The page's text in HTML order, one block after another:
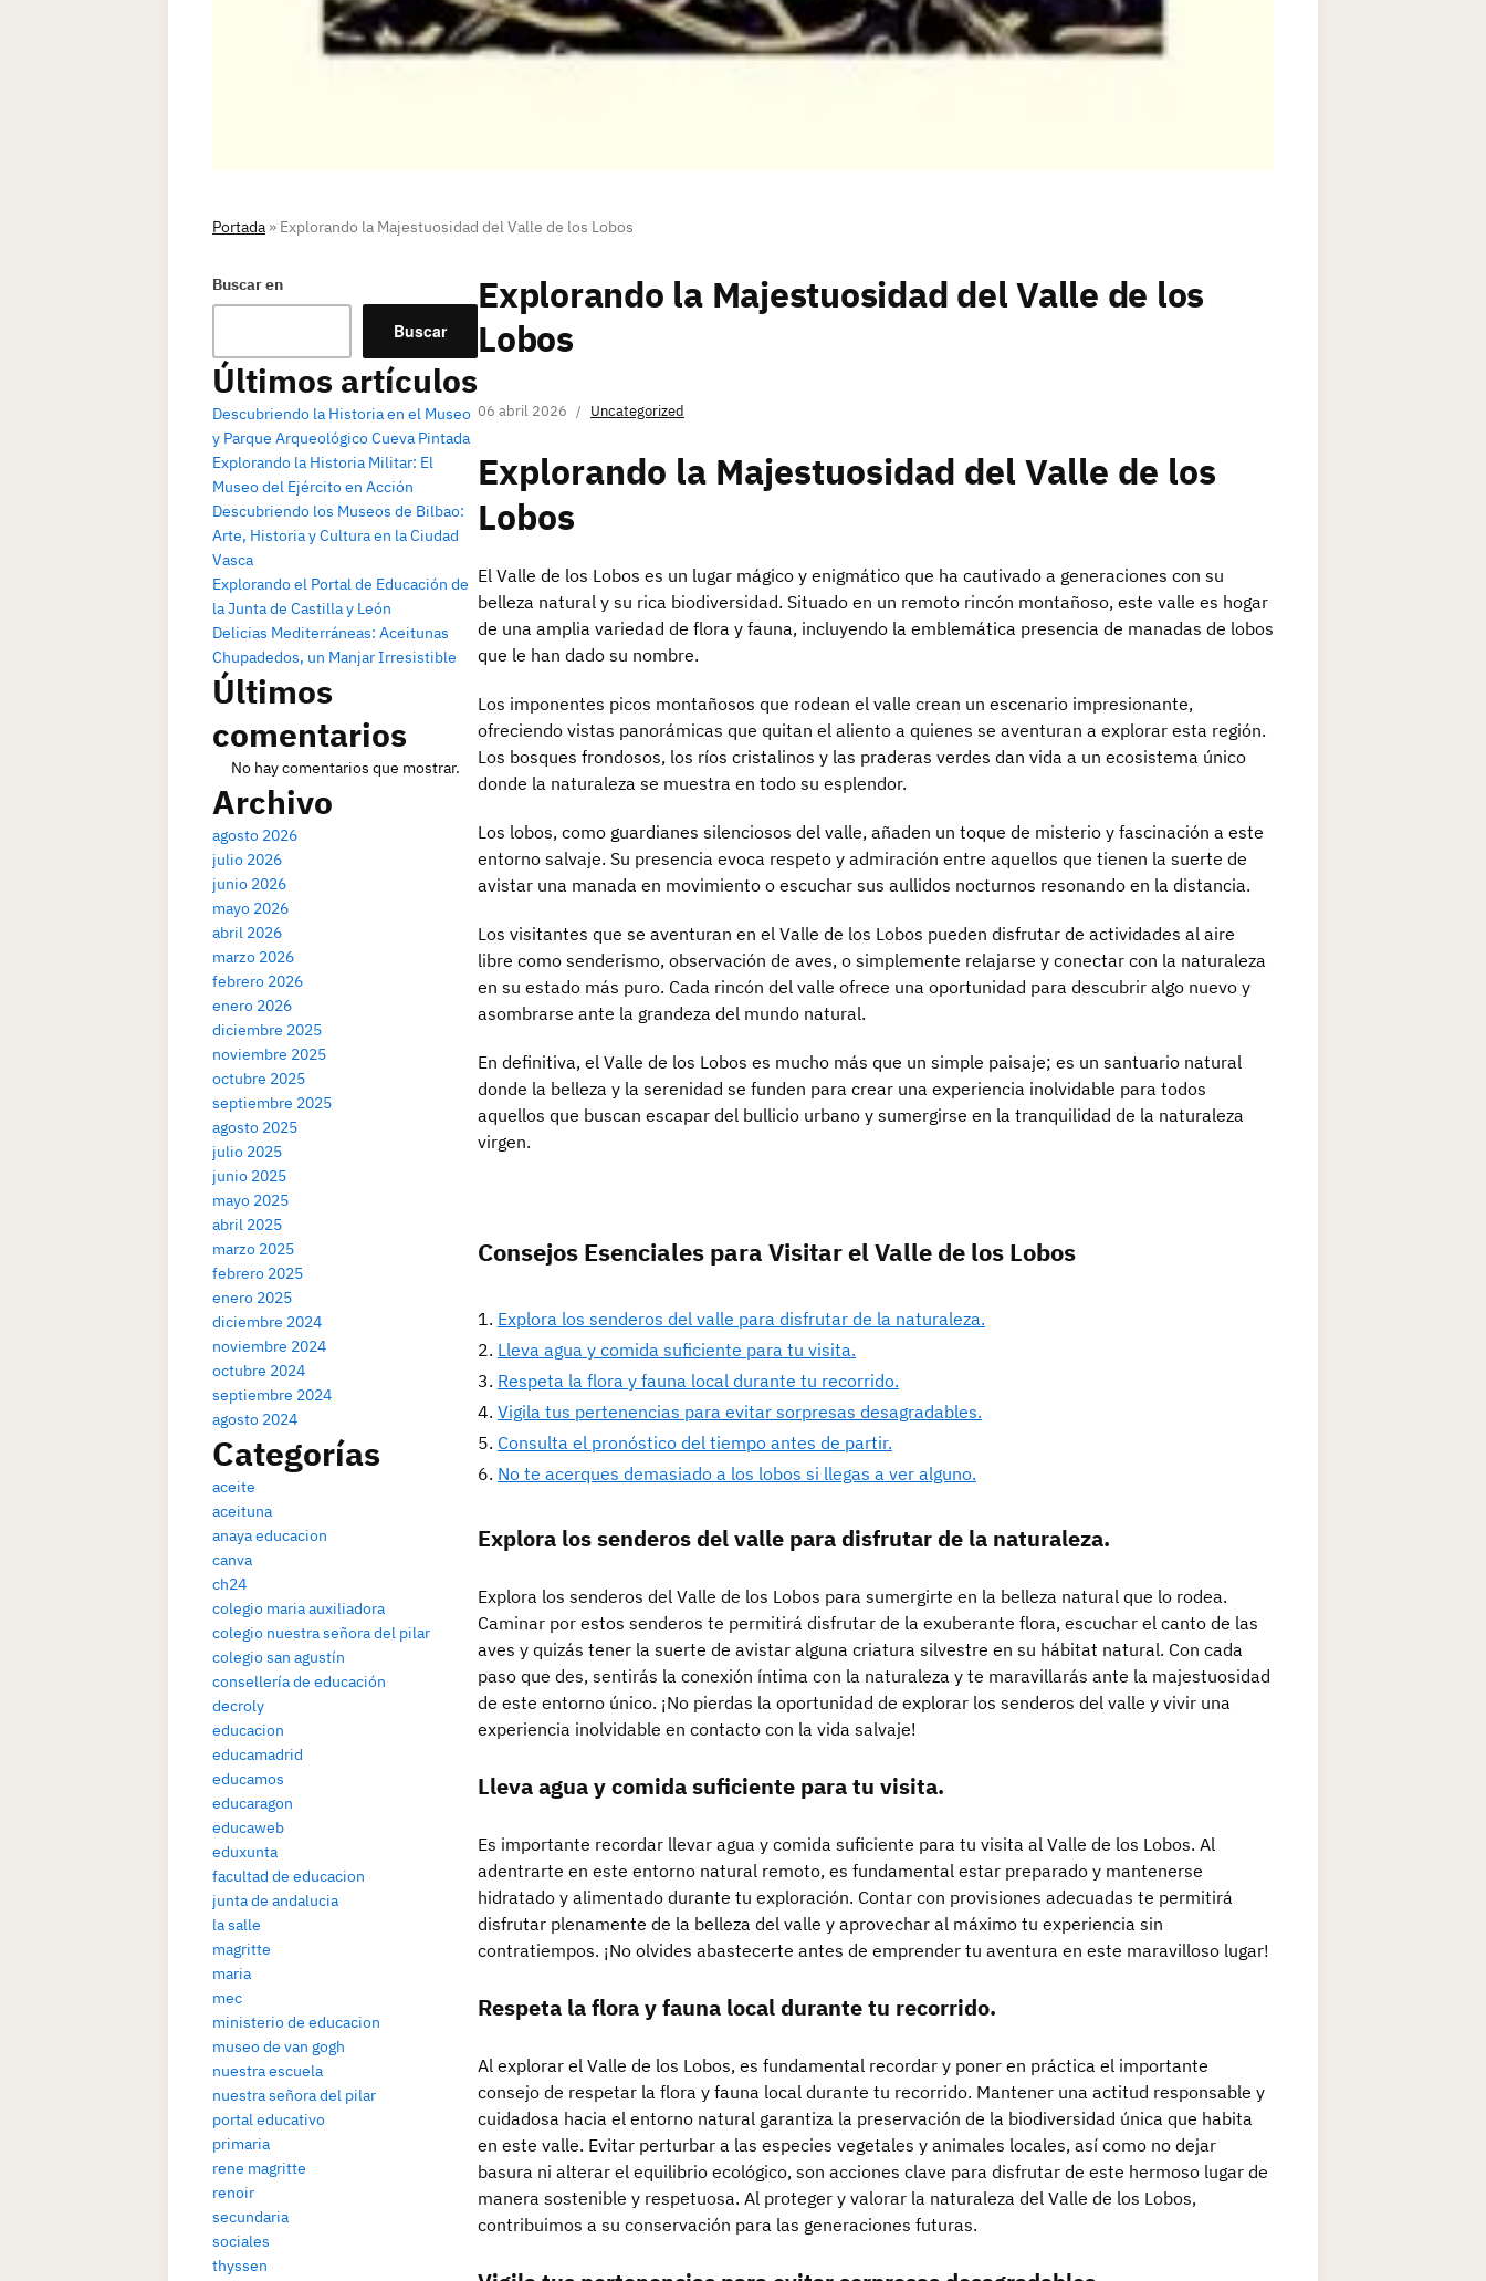
Portada » Explorando la Majestuosidad del Valle de los Lobos
Buscar en
Buscar
Últimos artículos
Descubriendo la Historia en el Museo
y Parque Arqueológico Cueva Pintada
Explorando la Historia Militar: El
Museo del Ejército en Acción
Descubriendo los Museos de Bilbao:
Arte, Historia y Cultura en la Ciudad
Vasca
Explorando el Portal de Educación de
la Junta de Castilla y León
Delicias Mediterráneas: Aceitunas
Chupadedos, un Manjar Irresistible
Últimos
comentarios
No hay comentarios que mostrar.
Archivo
agosto 2026
julio 2026
junio 2026
mayo 2026
abril 2026
marzo 2026
febrero 2026
enero 2026
diciembre 2025
noviembre 2025
octubre 2025
septiembre 2025
agosto 2025
julio 2025
junio 2025
mayo 2025
abril 2025
marzo 2025
febrero 2025
enero 2025
diciembre 2024
noviembre 2024
octubre 2024
septiembre 2024
agosto 2024
Categorías
aceite
aceituna
anaya educacion
canva
ch24
colegio maria auxiliadora
colegio nuestra señora del pilar
colegio san agustín
consellería de educación
decroly
educacion
educamadrid
educamos
educaragon
educaweb
eduxunta
facultad de educacion
junta de andalucia
la salle
magritte
maria
mec
ministerio de educacion
museo de van gogh
nuestra escuela
nuestra señora del pilar
portal educativo
primaria
rene magritte
renoir
secundaria
sociales
thyssen
Explorando la Majestuosidad del Valle de los
Lobos
06 abril 2026 Uncategorized
Explorando la Majestuosidad del Valle de los
Lobos
El Valle de los Lobos es un lugar mágico y enigmático que ha cautivado a generaciones con su
belleza natural y su rica biodiversidad. Situado en un remoto rincón montañoso, este valle es hogar
de una amplia variedad de flora y fauna, incluyendo la emblemática presencia de manadas de lobos
que le han dado su nombre.
Los imponentes picos montañosos que rodean el valle crean un escenario impresionante,
ofreciendo vistas panorámicas que quitan el aliento a quienes se aventuran a explorar esta región.
Los bosques frondosos, los ríos cristalinos y las praderas verdes dan vida a un ecosistema único
donde la naturaleza se muestra en todo su esplendor.
Los lobos, como guardianes silenciosos del valle, añaden un toque de misterio y fascinación a este
entorno salvaje. Su presencia evoca respeto y admiración entre aquellos que tienen la suerte de
avistar una manada en movimiento o escuchar sus aullidos nocturnos resonando en la distancia.
Los visitantes que se aventuran en el Valle de los Lobos pueden disfrutar de actividades al aire
libre como senderismo, observación de aves, o simplemente relajarse y conectar con la naturaleza
en su estado más puro. Cada rincón del valle ofrece una oportunidad para descubrir algo nuevo y
asombrarse ante la grandeza del mundo natural.
En definitiva, el Valle de los Lobos es mucho más que un simple paisaje; es un santuario natural
donde la belleza y la serenidad se funden para crear una experiencia inolvidable para todos
aquellos que buscan escapar del bullicio urbano y sumergirse en la tranquilidad de la naturaleza
virgen.
Consejos Esenciales para Visitar el Valle de los Lobos
Explora los senderos del valle para disfrutar de la naturaleza.
Lleva agua y comida suficiente para tu visita.
Respeta la flora y fauna local durante tu recorrido.
Vigila tus pertenencias para evitar sorpresas desagradables.
Consulta el pronóstico del tiempo antes de partir.
No te acerques demasiado a los lobos si llegas a ver alguno.
Explora los senderos del valle para disfrutar de la naturaleza.
Explora los senderos del Valle de los Lobos para sumergirte en la belleza natural que lo rodea.
Caminar por estos senderos te permitirá disfrutar de la exuberante flora, escuchar el canto de las
aves y quizás tener la suerte de avistar alguna criatura silvestre en su hábitat natural. Con cada
paso que des, sentirás la conexión íntima con la naturaleza y te maravillarás ante la majestuosidad
de este entorno único. ¡No pierdas la oportunidad de explorar los senderos del valle y vivir una
experiencia inolvidable en contacto con la vida salvaje!
Lleva agua y comida suficiente para tu visita.
Es importante recordar llevar agua y comida suficiente para tu visita al Valle de los Lobos. Al
adentrarte en este entorno natural remoto, es fundamental estar preparado y mantenerse
hidratado y alimentado durante tu exploración. Contar con provisiones adecuadas te permitirá
disfrutar plenamente de la belleza del valle y aprovechar al máximo tu experiencia sin
contratiempos. ¡No olvides abastecerte antes de emprender tu aventura en este maravilloso lugar!
Respeta la flora y fauna local durante tu recorrido.
Al explorar el Valle de los Lobos, es fundamental recordar y poner en práctica el importante
consejo de respetar la flora y fauna local durante tu recorrido. Mantener una actitud responsable y
cuidadosa hacia el entorno natural garantiza la preservación de la biodiversidad única que habita
en este valle. Evitar perturbar a las especies vegetales y animales locales, así como no dejar
basura ni alterar el equilibrio ecológico, son acciones clave para disfrutar de este hermoso lugar de
manera sostenible y respetuosa. Al proteger y valorar la naturaleza del Valle de los Lobos,
contribuimos a su conservación para las generaciones futuras.